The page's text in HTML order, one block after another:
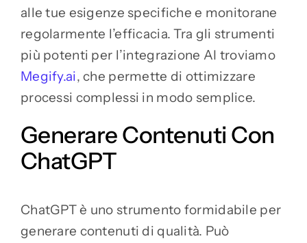
alle tue esigenze specifiche e monitorane
regolarmente l’efficacia. Tra gli strumenti
più potenti per l’integrazione AI troviamo
Megify.ai, che permette di ottimizzare
processi complessi in modo semplice.
Generare Contenuti Con
ChatGPT
ChatGPT è uno strumento formidabile per
generare contenuti di qualità. Può